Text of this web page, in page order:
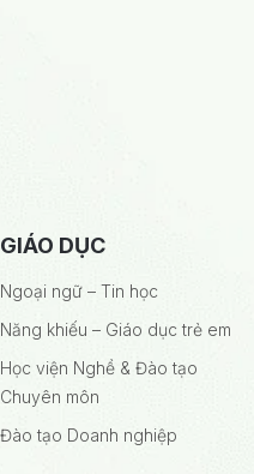
GIÁO DỤC
Ngoại ngữ – Tin học
Năng khiếu – Giáo dục trẻ em
Học viện Nghề & Đào tạo
Chuyên môn
Đào tạo Doanh nghiệp